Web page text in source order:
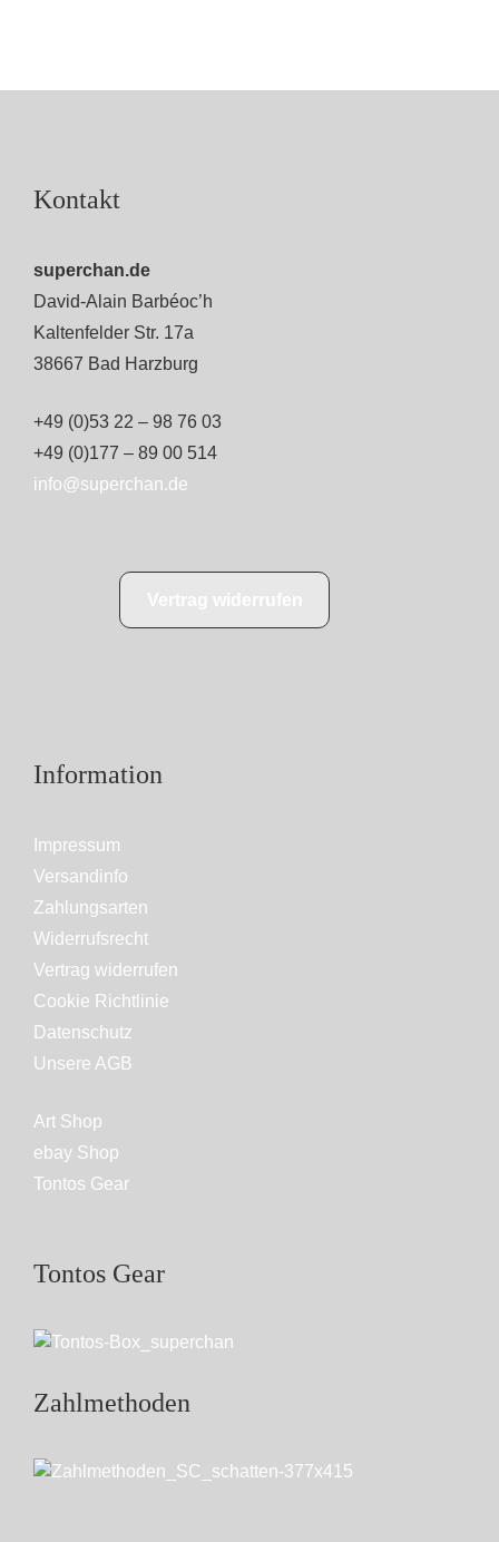
Kontakt
superchan.de
David-Alain Barbéoc’h
Kaltenfelder Str. 17a
38667 Bad Harzburg
+49 (0)53 22 – 98 76 03
+49 (0)177 – 89 00 514
info@superchan.de
Information
Impressum
Versandinfo
Zahlungsarten
Widerrufsrecht
Vertrag widerrufen
Cookie Richtlinie
Datenschutz
Unsere AGB
Art Shop
ebay Shop
Tontos Gear
Tontos Gear
Zahlmethoden